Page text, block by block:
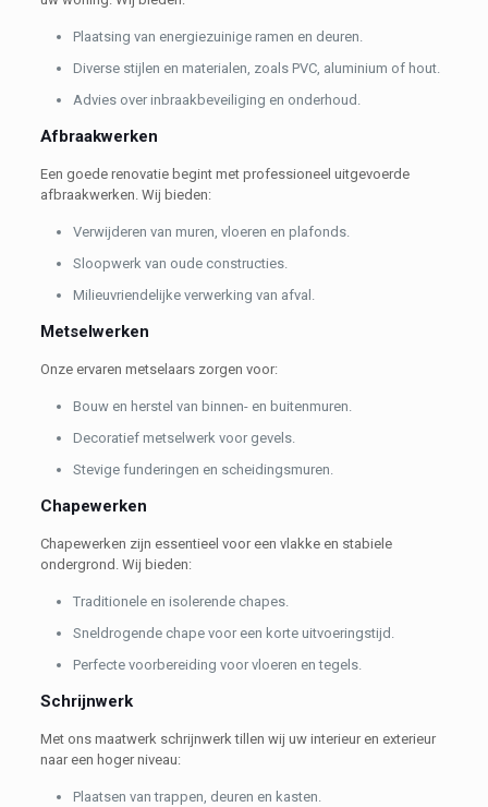
Plaatsing van energiezuinige ramen en deuren.
Diverse stijlen en materialen, zoals PVC, aluminium of hout.
Advies over inbraakbeveiliging en onderhoud.
Afbraakwerken
Een goede renovatie begint met professioneel uitgevoerde
afbraakwerken. Wij bieden:
Verwijderen van muren, vloeren en plafonds.
Sloopwerk van oude constructies.
Milieuvriendelijke verwerking van afval.
Metselwerken
Onze ervaren metselaars zorgen voor:
Bouw en herstel van binnen- en buitenmuren.
Decoratief metselwerk voor gevels.
Stevige funderingen en scheidingsmuren.
Chapewerken
Chapewerken zijn essentieel voor een vlakke en stabiele
ondergrond. Wij bieden:
Traditionele en isolerende chapes.
Sneldrogende chape voor een korte uitvoeringstijd.
Perfecte voorbereiding voor vloeren en tegels.
Schrijnwerk
Met ons maatwerk schrijnwerk tillen wij uw interieur en exterieur
naar een hoger niveau:
Plaatsen van trappen, deuren en kasten.